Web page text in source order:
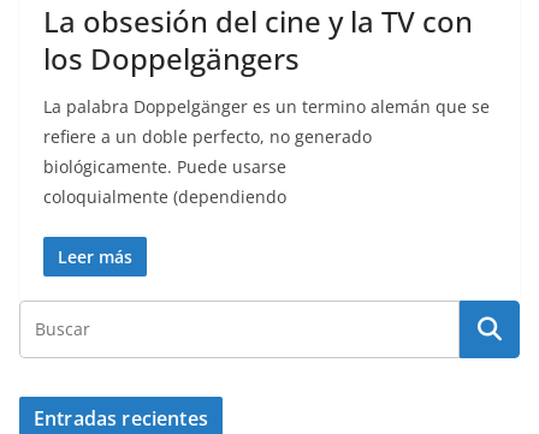
La obsesión del cine y la TV con
los Doppelgängers
La palabra Doppelgänger es un termino alemán que se
refiere a un doble perfecto, no generado
biológicamente. Puede usarse
coloquialmente (dependiendo
Leer más
Entradas recientes